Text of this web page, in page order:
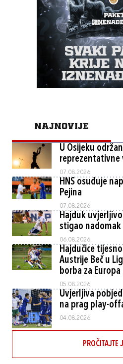
NAJNOVIJE
U Osijeku
reprezentativne
07.08.2026.
HNS osuđuje
Pejina
07.08.2026.
Hajduk
stigao
06.08.2026.
Hajdučice
Austrije Beč u
borba za Europa
05.08.2026.
Uvjerljiva
na prag play-
04.08.2026.
PROČITAJTE